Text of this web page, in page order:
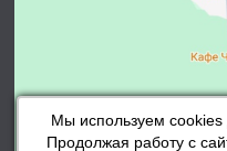
Мы используем cookies
Продолжая работу с